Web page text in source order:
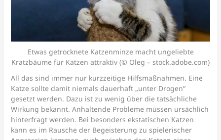
Etwas getrocknete Katzenminze macht ungeliebte
Kratzbäume für Katzen attraktiv (© Oleg – stock.adobe.com)
All das sind immer nur kurzzeitige Hilfsmaßnahmen. Eine
Katze sollte damit niemals dauerhaft „unter Drogen“
gesetzt werden. Dazu ist zu wenig über die tatsächliche
Wirkung bekannt. Anhaltende Probleme müssen ursächlich
hinterfragt werden. Bei besonders ekstatischen Katzen
kann es im Rausche der Begeisterung zu spielerischer